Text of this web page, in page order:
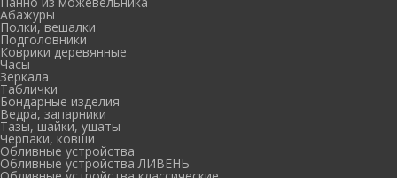
Абажуры
Полки, вешалки
Подголовники
Коврики деревянные
Часы
Зеркала
Таблички
Бондарные изделия
Ведра, запарники
Тазы, шайки, ушаты
Черпаки, ковши
Обливные устройства
Обливные устройства ЛИВЕНЬ